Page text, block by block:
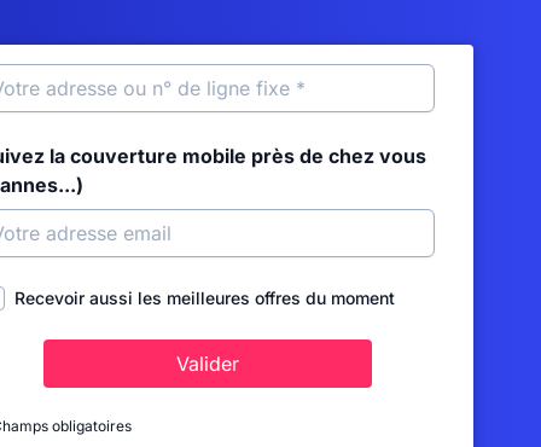
la couverture mobile près de chez vous
Recevoir aussi les meilleures offres du moment
Valider
obligatoires